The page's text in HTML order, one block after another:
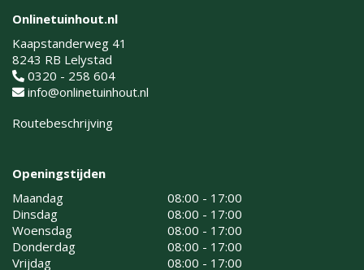
Onlinetuinhout.nl
Kaapstanderweg 41
8243 RB Lelystad
0320 - 258 604
info@onlinetuinhout.nl
Routebeschrijving
Openingstijden
Maandag
08:00 - 17:00
Dinsdag
08:00 - 17:00
Woensdag
08:00 - 17:00
Donderdag
08:00 - 17:00
Vrijdag
08:00 - 17:00